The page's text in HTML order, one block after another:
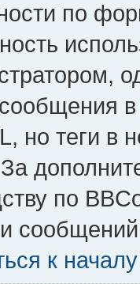
по
но теги в
по
к началу